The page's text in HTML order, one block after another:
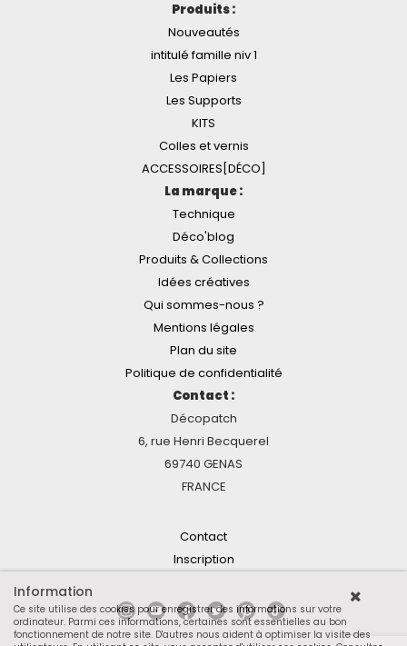
Produits :
Nouveautés
intitulé famille niv 1
Les Papiers
Les Supports
KITS
Colles et vernis
ACCESSOIRES[DÉCO]
La marque :
Technique
Déco'blog
Produits & Collections
Idées créatives
Qui sommes-nous ?
Mentions légales
Plan du site
Politique de confidentialité
Contact :
Décopatch
6, rue Henri Becquerel
69740 GENAS
FRANCE
Contact
Inscription
Information
Ce site utilise des cookies pour enregistrer des informations sur votre
ordinateur. Parmi ces informations, certaines sont essentielles au bon
fonctionnement de notre site. D'autres nous aident à optimiser la visite des